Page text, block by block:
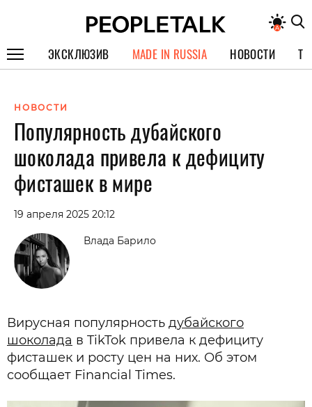
ЭКСКЛЮЗИВ
СПЕЦПРОЕКТЫ
ИНТЕРВЬЮ
ПОКОЛЕНИЕ
MADE IN RUSSIA НОВОСТИ
НОВОСТИ
Популярность дубайского
шоколада привела к дефициту
фисташек в мире
19 апреля 2025 20:12
Влада Барило
Вирусная популярность дубайского
шоколада в TikTok привела к дефициту
фисташек и росту цен на них. Об этом
сообщает Financial Times.